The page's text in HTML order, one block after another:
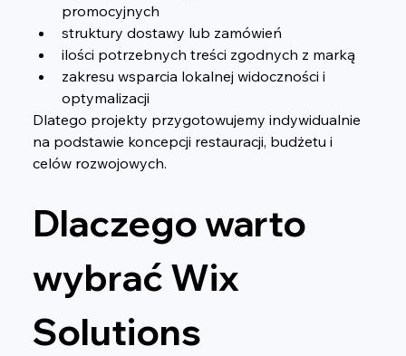
promocyjnych
struktury dostawy lub zamówień
ilości potrzebnych treści zgodnych z marką
zakresu wsparcia lokalnej widoczności i
optymalizacji
Dlatego projekty przygotowujemy indywidualnie
na podstawie koncepcji restauracji, budżetu i
celów rozwojowych.
Dlaczego warto
wybrać Wix
Solutions